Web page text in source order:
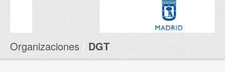
Organizaciones DGT